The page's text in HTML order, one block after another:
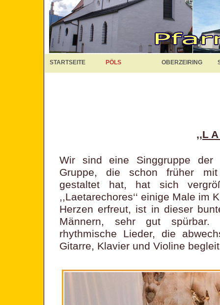
STARTSEITE PÖLS OBERZEIRING
,,L
Wir sind eine Singgruppe der
Gruppe, die schon früher mit
gestaltet hat, hat sich
,,Laetarechores‘‘ einige Male
Herzen erfreut, ist in dieser
Männern, sehr gut spürbar.
rhythmische Lieder, die
Gitarre, Klavier und Violine